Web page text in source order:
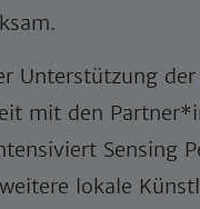
Unterstützung der
mit den
Sensing
lokale